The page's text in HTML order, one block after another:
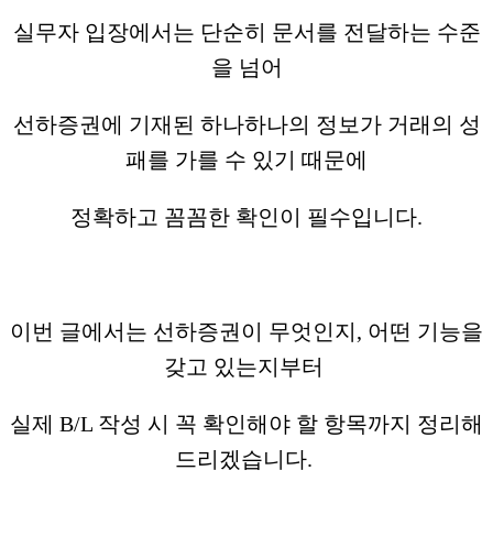
실무자 입장에서는 단순히 문서를 전달하는 수준
을 넘어
선하증권에 기재된 하나하나의 정보가 거래의 성
패를 가를 수 있기 때문에
정확하고 꼼꼼한 확인이 필수입니다.
이번 글에서는 선하증권이 무엇인지, 어떤 기능을
갖고 있는지부터
실제 B/L 작성 시 꼭 확인해야 할 항목까지 정리해
드리겠습니다.